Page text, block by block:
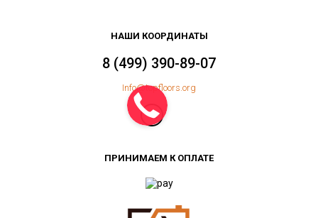
НАШИ КООРДИНАТЫ
8 (499) 390-89-07
Info@topfloors.org
ПРИНИМАЕМ К ОПЛАТЕ